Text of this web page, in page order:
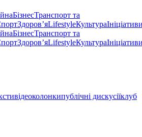
БізнесТранспорт та
ЗдоровʼяLifestyleКультура
БізнесТранспорт та
ЗдоровʼяLifestyleКультура
відеоколонкипублічні дискусіїклуб